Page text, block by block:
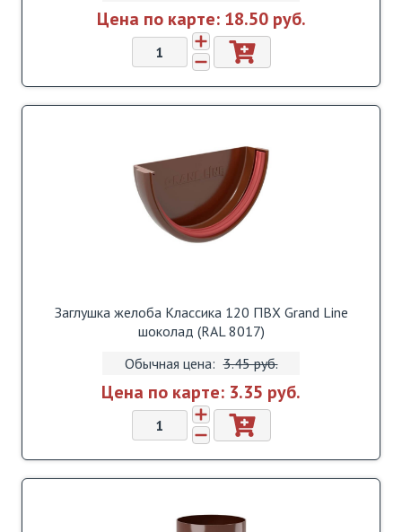
Цена по карте: 18.50 pуб.
Заглушка желоба Классика 120 ПВХ Grand Line
шоколад (RAL 8017)
Обычная цена: 3.45 pуб.
Цена по карте: 3.35 pуб.